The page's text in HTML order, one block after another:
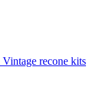
recone kits